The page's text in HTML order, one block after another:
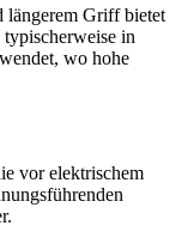
längerem Griff bietet
in
wo hohe
vor elektrischem